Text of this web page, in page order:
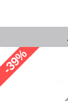
-39%